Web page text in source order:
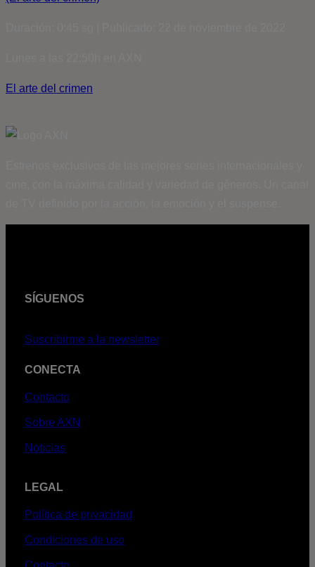
El arte del crimen
SÍGUENOS
Suscribirme a la newsletter
CONECTA
Contacto
Sobre AXN
Noticias
LEGAL
Política de privacidad
Condiciones de uso